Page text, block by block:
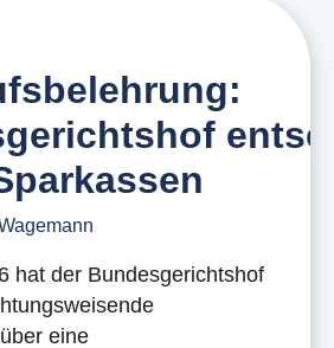
hat der Bundesgerichtshof
eine